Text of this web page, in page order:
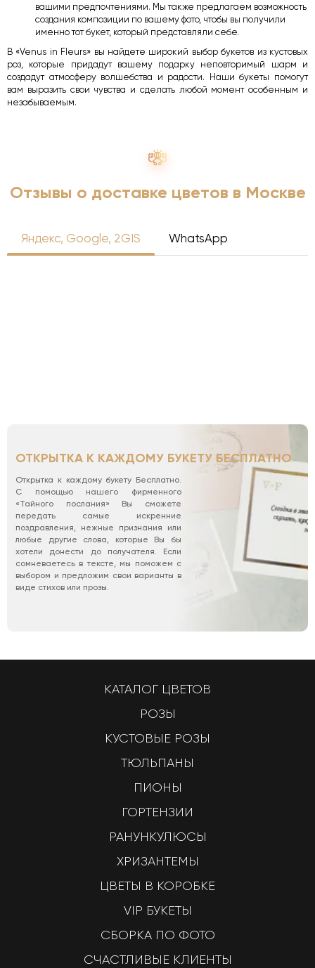
вашими предпочтениями. Мы также предлагаем возможность
создания композиции по вашему фото, чтобы вы получили
именно тот букет, который представляли себе.
В «Venus in Fleurs» вы найдете широкий выбор букетов из кустовых
роз, которые придадут вашему подарку неповторимый шарм и
создадут атмосферу волшебства и радости. Наши букеты помогут
вам выразить свои чувства и сделать любой момент особенным и
незабываемым.
Отзывы о доставке цветов в Москве
Яндекс, Google, 2GIS WhatsApp
ОТКРЫТКА К КАЖДОМУ БУКЕТУ БЕСПЛАТНО
Открытка к каждому букету Бесплатно.
С помощью нашего фирменного
«Тайного послания» Вы сможете
передать самые искренние
поздравления, нежные признания или
любые другие слова, которые Вы бы
хотели донести до получателя. Если
сомневаетесь в тексте, мы поможем с
выбором и предложим свои варианты в
виде стихов или прозы.
КАТАЛОГ ЦВЕТОВ
РОЗЫ
КУСТОВЫЕ РОЗЫ
ТЮЛЬПАНЫ
ПИОНЫ
ГОРТЕНЗИИ
РАНУНКУЛЮСЫ
ХРИЗАНТЕМЫ
ЦВЕТЫ В КОРОБКЕ
VIP БУКЕТЫ
СБОРКА ПО ФОТО
СЧАСТЛИВЫЕ КЛИЕНТЫ